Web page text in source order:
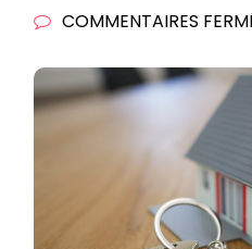
COMMENTAIRES